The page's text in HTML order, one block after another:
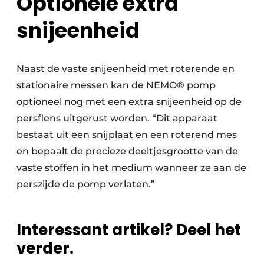
snijeenheid
Naast de vaste snijeenheid met roterende en
stationaire messen kan de NEMO® pomp
optioneel nog met een extra snijeenheid op de
persflens uitgerust worden. “Dit apparaat
bestaat uit een snijplaat en een roterend mes
en bepaalt de precieze deeltjesgrootte van de
vaste stoffen in het medium wanneer ze aan de
perszijde de pomp verlaten.”
Interessant artikel? Deel het
verder.